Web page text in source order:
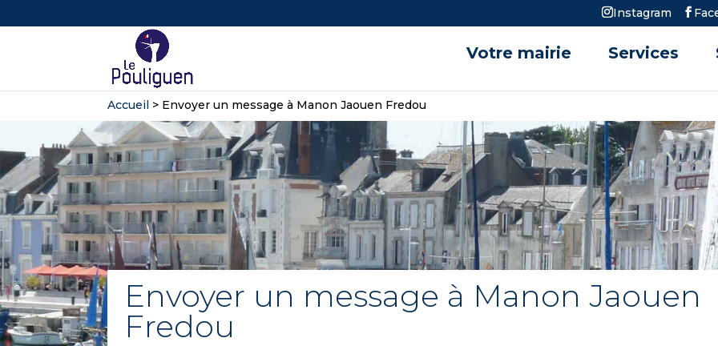
Instagram
Votre mairie Services
Accueil > Envoyer un message à Manon Jaouen Fredou
Envoyer un message à Manon Jaouen
Fredou